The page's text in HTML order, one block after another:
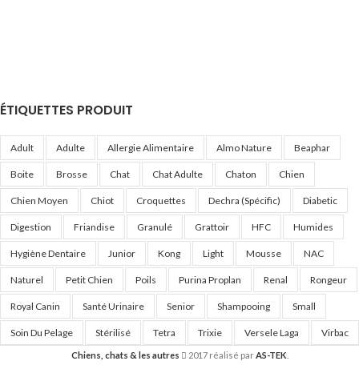
ÉTIQUETTES PRODUIT
Adult Adulte Allergie Alimentaire Almo Nature Beaphar
Boite Brosse Chat Chat Adulte Chaton Chien
Chien Moyen Chiot Croquettes Dechra (Spécific) Diabetic
Digestion Friandise Granulé Grattoir HFC Humides
Hygiène Dentaire Junior Kong Light Mousse NAC
Naturel Petit Chien Poils Purina Proplan Renal Rongeur
Royal Canin Santé Urinaire Senior Shampooing Small
Soin Du Pelage Stérilisé Tetra Trixie Versele Laga Virbac
Chiens, chats & les autres 2017 réalisé parAS-TEK